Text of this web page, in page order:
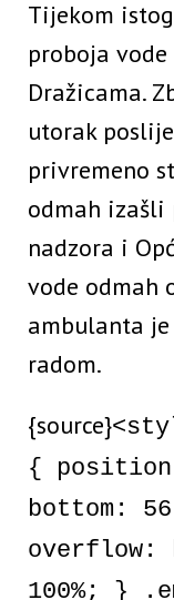
Tijekom
proboja
Dražicama.
utorak
privremeno
odmah izašli
nadzora i
vode odmah
ambulanta
radom.
{source}
{
bottom:
overflow:
100%; }